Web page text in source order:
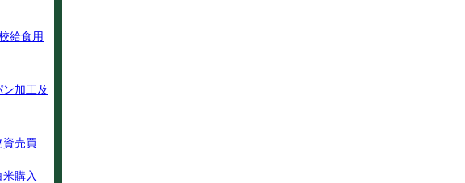
給食用
加工及
資売買
購入